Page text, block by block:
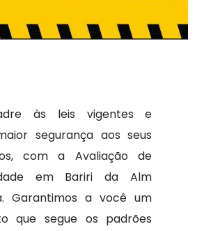
às leis vigentes e
segurança aos seus
com a Avaliação de
em Bariri da Alm
Garantimos a você um
que segue os padrões